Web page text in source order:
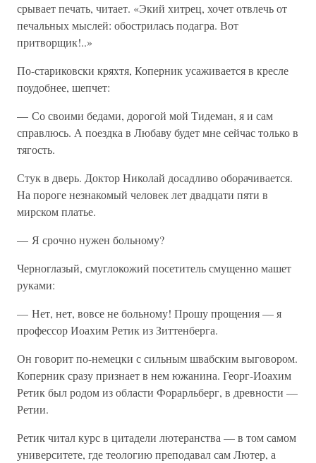
срывает печать, читает. «Экий хитрец, хочет отвлечь от
печальных мыслей: обострилась подагра. Вот
притворщик!..»
По-стариковски кряхтя, Коперник усаживается в кресле
поудобнее, шепчет:
— Со своими бедами, дорогой мой Тидеман, я и сам
справлюсь. А поездка в Любаву будет мне сейчас только в
тягость.
Стук в дверь. Доктор Николай досадливо оборачивается.
На пороге незнакомый человек лет двадцати пяти в
мирском платье.
— Я срочно нужен больному?
Черноглазый, смуглокожий посетитель смущенно машет
руками:
— Нет, нет, вовсе не больному! Прошу прощения — я
профессор Иоахим Ретик из Зиттенберга.
Он говорит по-немецки с сильным швабским выговором.
Коперник сразу признает в нем южанина. Георг-Иоахим
Ретик был родом из области Форарльберг, в древности —
Ретии.
Ретик читал курс в цитадели лютеранства — в том самом
университете, где теологию преподавал сам Лютер, а